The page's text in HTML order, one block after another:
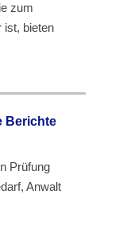
zum
ist, bieten
Berichte
Prüfung
Anwalt